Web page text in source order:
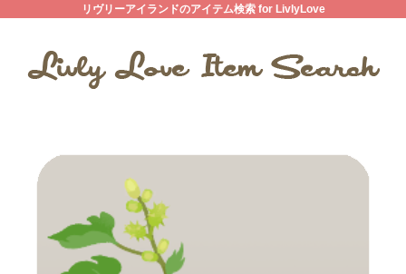
リヴリーアイランドのアイテム検索 for LivlyLove